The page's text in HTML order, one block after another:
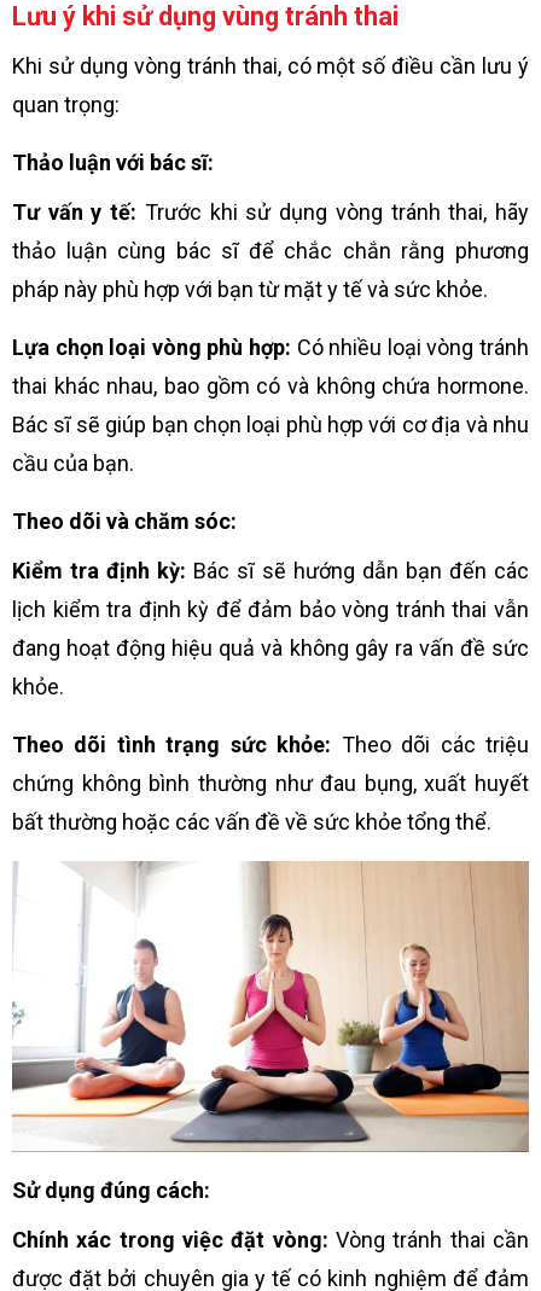
Lưu ý khi sử dụng vùng tránh thai
Khi sử dụng vòng tránh thai, có một số điều cần lưu ý
quan trọng:
Thảo luận với bác sĩ:
Tư vấn y tế: Trước khi sử dụng vòng tránh thai, hãy
thảo luận cùng bác sĩ để chắc chắn rằng phương
pháp này phù hợp với bạn từ mặt y tế và sức khỏe.
Lựa chọn loại vòng phù hợp: Có nhiều loại vòng tránh
thai khác nhau, bao gồm có và không chứa hormone.
Bác sĩ sẽ giúp bạn chọn loại phù hợp với cơ địa và nhu
cầu của bạn.
Theo dõi và chăm sóc:
Kiểm tra định kỳ: Bác sĩ sẽ hướng dẫn bạn đến các
lịch kiểm tra định kỳ để đảm bảo vòng tránh thai vẫn
đang hoạt động hiệu quả và không gây ra vấn đề sức
khỏe.
Theo dõi tình trạng sức khỏe: Theo dõi các triệu
chứng không bình thường như đau bụng, xuất huyết
bất thường hoặc các vấn đề về sức khỏe tổng thể.
Sử dụng đúng cách:
Chính xác trong việc đặt vòng: Vòng tránh thai cần
được đặt bởi chuyên gia y tế có kinh nghiệm để đảm